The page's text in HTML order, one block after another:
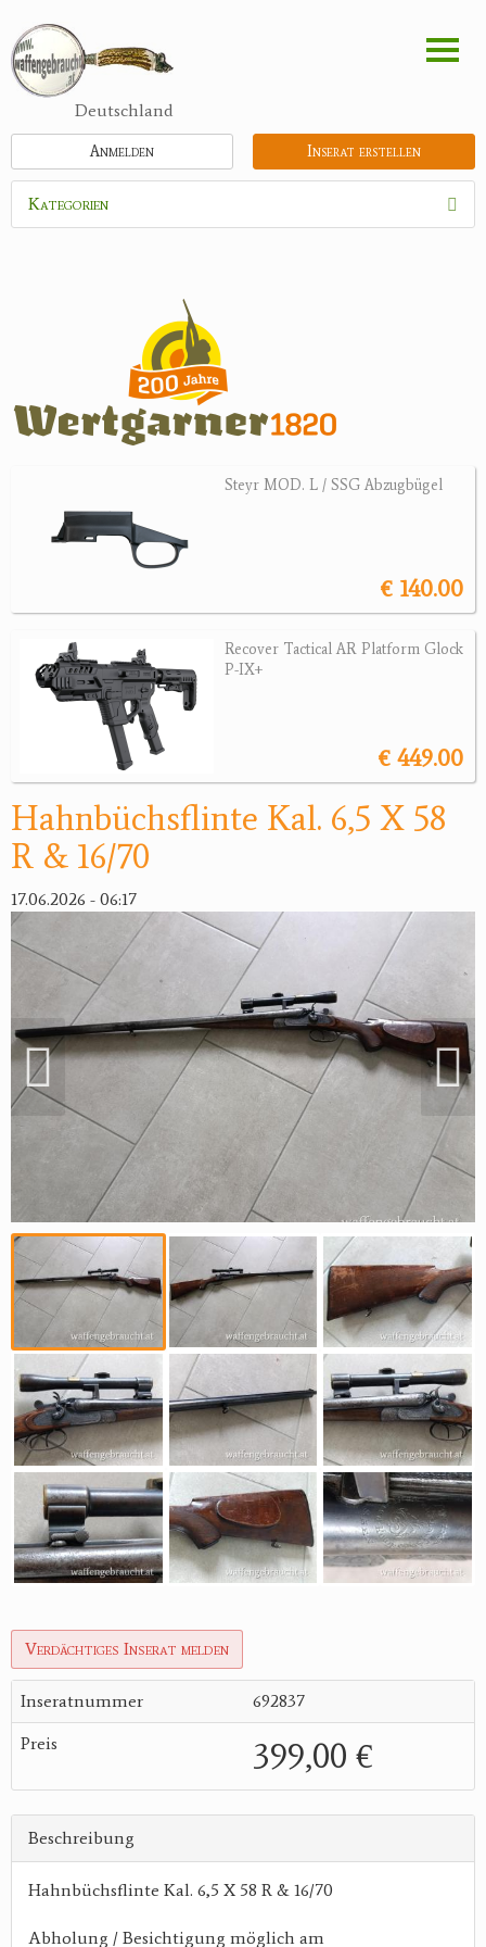
zum
Inhalt
Deutschland
Inserat erstellen
Anmelden
Kategorien
Kipplaufgewehre
Kleinkalibergewehre
Repetiererbüchse
Luftdruckwaffen
Revolver
Sonstige Waffen
Bogensport
Jagdangebote
Jagdreviere
Bücher, Videos
Antikes
Geschenke
Reviereinrichtungen
Steyr MOD. L / SSG Abzugbügel
€ 140.00
Recover Tactical AR Platform Glock
P-IX+
€ 449.00
Hahnbüchsflinte Kal. 6,5 X 58
R & 16/70
17.06.2026 - 06:17
Verdächtiges Inserat melden
Inseratnummer 692837
Preis 399,00 €
Beschreibung
Hahnbüchsflinte Kal. 6,5 X 58 R & 16/70
Abholung / Besichtigung möglich am